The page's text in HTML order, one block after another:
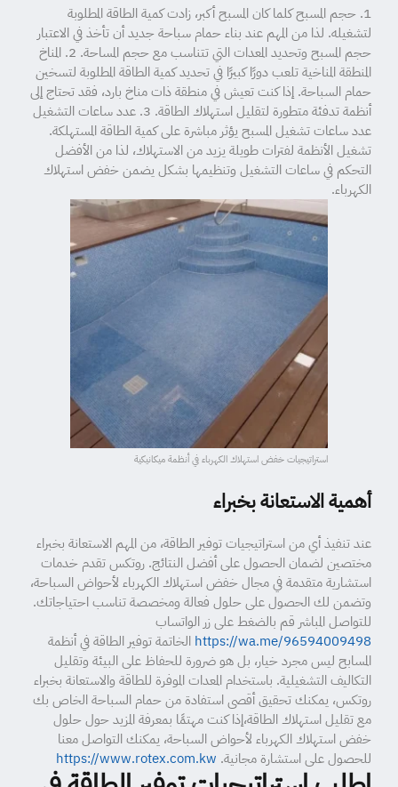
1. حجم المسبح كلما كان المسبح أكبر، زادت كمية الطاقة المطلوبة
لتشغيله. لذا من المهم عند بناء حمام سباحة جديد أن تأخذ في الاعتبار
حجم المسبح وتحديد المعدات التي تتناسب مع حجم المساحة. 2. المناخ
المنطقة المناخية تلعب دورًا كبيرًا في تحديد كمية الطاقة المطلوبة لتسخين
حمام السباحة. إذا كنت تعيش في منطقة ذات مناخ بارد، فقد تحتاج إلى
أنظمة تدفئة متطورة لتقليل استهلاك الطاقة. 3. عدد ساعات التشغيل
عدد ساعات تشغيل المسبح يؤثر مباشرة على كمية الطاقة المستهلكة.
تشغيل الأنظمة لفترات طويلة يزيد من الاستهلاك، لذا من الأفضل
التحكم في ساعات التشغيل وتنظيمها بشكل يضمن خفض استهلاك
الكهرباء.
استراتيجيات خفض استهلاك الكهرباء في أنظمة ميكانيكية
أهمية الاستعانة بخبراء
عند تنفيذ أي من استراتيجيات توفير الطاقة، من المهم الاستعانة بخبراء
مختصين لضمان الحصول على أفضل النتائج. روتكس تقدم خدمات
استشارية متقدمة في مجال خفض استهلاك الكهرباء لأحواض السباحة،
وتضمن لك الحصول على حلول فعالة ومخصصة تناسب احتياجاتك.
للتواصل المباشر قم بالضغط على زر الواتساب
https://wa.me/96594009498 الخاتمة توفير الطاقة في أنظمة
المسابح ليس مجرد خيار، بل هو ضرورة للحفاظ على البيئة وتقليل
التكاليف التشغيلية. باستخدام المعدات الموفرة للطاقة والاستعانة بخبراء
روتكس، يمكنك تحقيق أقصى استفادة من حمام السباحة الخاص بك
مع تقليل استهلاك الطاقة،إذا كنت مهتمًا بمعرفة المزيد حول حلول
خفض استهلاك الكهرباء لأحواض السباحة، يمكنك التواصل معنا
للحصول على استشارة مجانية. https://www.rotex.com.kw